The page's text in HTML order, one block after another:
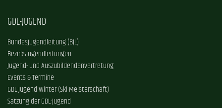
GDL-JUGEND
Bundesjugendleitung (BJL)
Bezirksjugendleitungen
Jugend- und Auszubildendenvertretung
Events & Termine
GDL-Jugend Winter (Ski-Meisterschaft)
Satzung der GDL-Jugend